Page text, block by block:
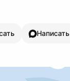
Написать